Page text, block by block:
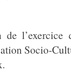
de
Socio-